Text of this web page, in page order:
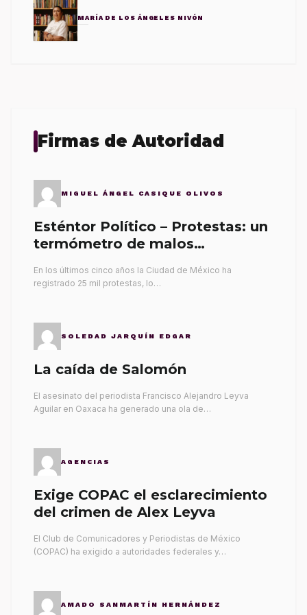
MARÍA DE LOS ÁNGELES NIVÓN
Firmas de Autoridad
MIGUEL ÁNGEL CASIQUE OLIVOS
Esténtor Político – Protestas: un
termómetro de malos
En los últimos cinco años la Ciudad de México ha
registrado 25 mil protestas, lo…
SOLEDAD JARQUÍN EDGAR
La caída de Salomón
El asesinato del periodista Francisco Alejandro Leyva
Aguilar en Oaxaca ha generado una ola de…
AGENCIAS
Exige COPAC el esclarecimiento
del crimen de Alex Leyva
El Club de Comunicadores y Periodistas de México
(COPAC) ha exigido a autoridades federales y…
AMADO SANMARTÍN HERNÁNDEZ